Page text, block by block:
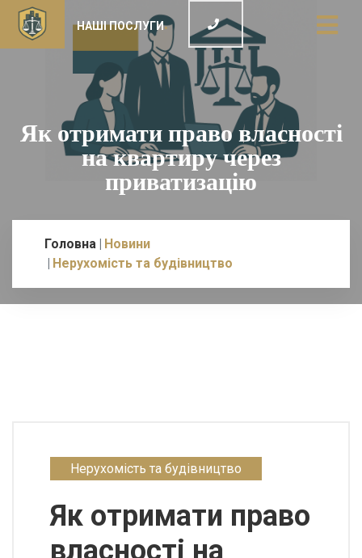
НАШІ ПОСЛУГИ
Як отримати право власності
на квартиру через
приватизацію
Головна Новини
Нерухомість та будівництво
Нерухомість та будівництво
Як отримати право
власності на